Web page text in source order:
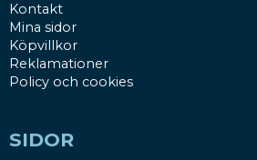
Kontakt
Mina sidor
Köpvillkor
Reklamationer
Policy och cookies
SIDOR